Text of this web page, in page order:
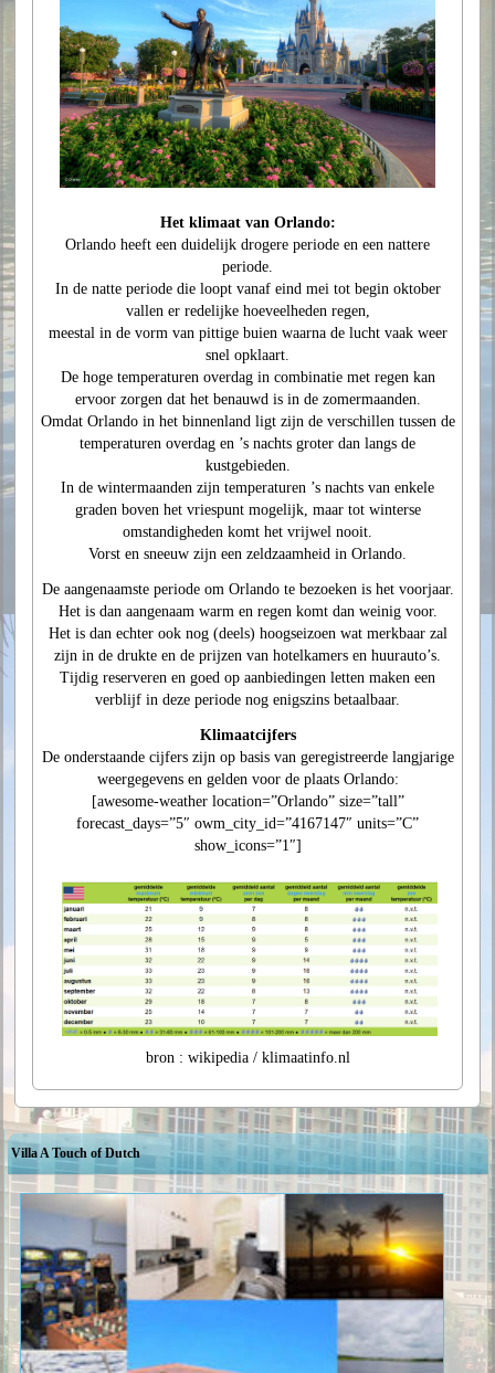
Het klimaat van Orlando:
Orlando heeft een duidelijk drogere periode en een nattere
periode.
In de natte periode die loopt vanaf eind mei tot begin oktober
vallen er redelijke hoeveelheden regen,
meestal in de vorm van pittige buien waarna de lucht vaak weer
snel opklaart.
De hoge temperaturen overdag in combinatie met regen kan
ervoor zorgen dat het benauwd is in de zomermaanden.
Omdat Orlando in het binnenland ligt zijn de verschillen tussen de
temperaturen overdag en ’s nachts groter dan langs de
kustgebieden.
In de wintermaanden zijn temperaturen ’s nachts van enkele
graden boven het vriespunt mogelijk, maar tot winterse
omstandigheden komt het vrijwel nooit.
Vorst en sneeuw zijn een zeldzaamheid in Orlando.
De aangenaamste periode om Orlando te bezoeken is het voorjaar.
Het is dan aangenaam warm en regen komt dan weinig voor.
Het is dan echter ook nog (deels) hoogseizoen wat merkbaar zal
zijn in de drukte en de prijzen van hotelkamers en huurauto’s.
Tijdig reserveren en goed op aanbiedingen letten maken een
verblijf in deze periode nog enigszins betaalbaar.
Klimaatcijfers
De onderstaande cijfers zijn op basis van geregistreerde langjarige
weergegevens en gelden voor de plaats Orlando:
[awesome-weather location=”Orlando” size=”tall”
forecast_days=”5″ owm_city_id=”4167147″ units=”C”
show_icons=”1″]
bron : wikipedia / klimaatinfo.nl
Villa A Touch of Dutch